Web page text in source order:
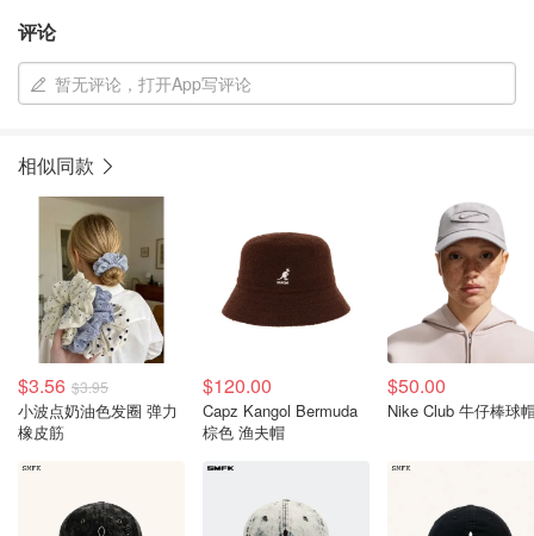
评论
暂无评论，打开App写评论
相似同款
$3.56 $3.95
小波点奶油色发圈 弹力
橡皮筋
$120.00
Capz Kangol Bermuda
棕色 渔夫帽
$50.00
Nike Club 牛仔棒球